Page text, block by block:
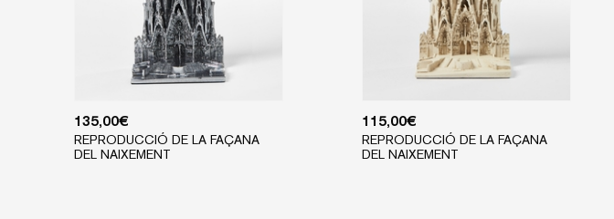
135,00€
REPRODUCCIÓ DE LA FAÇANA
DEL NAIXEMENT
115,00€
REPRODUCCIÓ DE LA FAÇANA
DEL NAIXEMENT